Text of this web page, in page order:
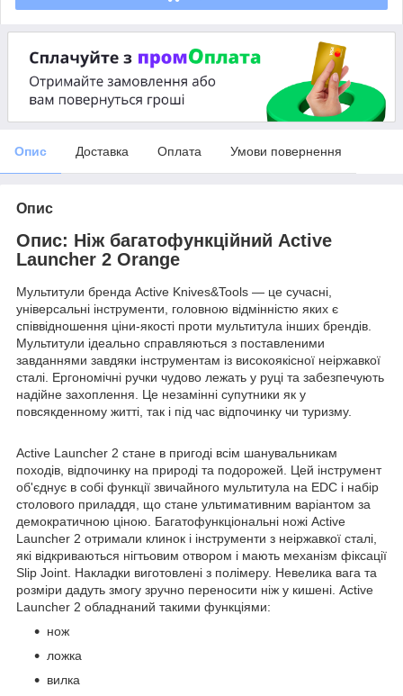
Опис Доставка Оплата Умови повернення
Опис
Опис: Ніж багатофункційний Active
Launcher 2 Orange
Мультитули бренда Active Knives&Tools — це сучасні,
універсальні інструменти, головною відмінністю яких є
співвідношення ціни-якості проти мультитула інших брендів.
Мультитули ідеально справляються з поставленими
завданнями завдяки інструментам із високоякісної неіржавкої
сталі. Ергономічні ручки чудово лежать у руці та забезпечують
надійне захоплення. Це незамінні супутники як у
повсякденному житті, так і під час відпочинку чи туризму.
Active Launcher 2 стане в пригоді всім шанувальникам
походів, відпочинку на природі та подорожей. Цей інструмент
об'єднує в собі функції звичайного мультитула на EDC і набір
столового приладдя, що стане ультимативним варіантом за
демократичною ціною. Багатофункціональні ножі Active
Launcher 2 отримали клинок і інструменти з неіржавкої сталі,
які відкриваються нігтьовим отвором і мають механізм фіксації
Slip Joint. Накладки виготовлені з полімеру. Невелика вага та
розміри дадуть змогу зручно переносити ніж у кишені. Active
Launcher 2 обладнаний такими функціями:
нож
ложка
вилка